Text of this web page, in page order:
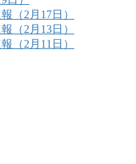
（2月17日）
（2月13日）
（2月11日）